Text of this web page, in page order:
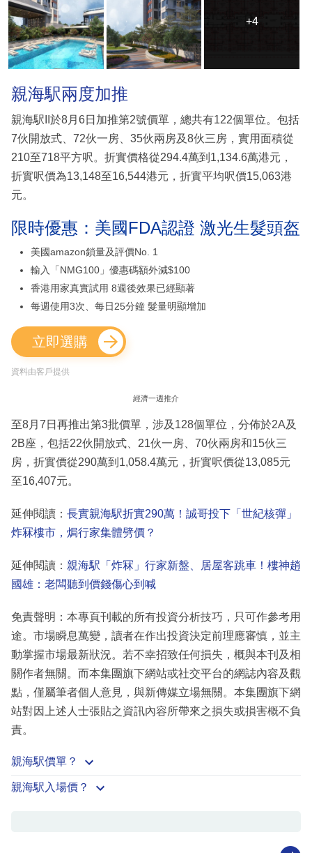
+4
+4
親海駅兩度加推
親海駅II於8月6日加推第2號價單，總共有122個單位。包括
7伙開放式、72伙一房、35伙兩房及8伙三房，實用面積從
210至718平方呎。折實價格從294.4萬到1,134.6萬港元，
折實呎價為13,148至16,544港元，折實平均呎價15,063港
元。
限時優惠：美國FDA認證 激光生髮頭盔
美國amazon鎖量及評價No. 1
輸入「NMG100」優惠碼額外減$100
香港用家真實試用 8週後效果已經顯著
每週使用3次、每日25分鐘 髮量明顯增加
立即選購
資料由客戶提供
經濟一週推介
至8月7日再推出第3批價單，涉及128個單位，分佈於2A及
2B座，包括22伙開放式、21伙一房、70伙兩房和15伙三
房，折實價從290萬到1,058.4萬元，折實呎價從13,085元
至16,407元。
延伸閱讀： 長實親海駅折實290萬！誠哥投下「世紀核彈」
炸冧樓市，焗行家集體劈價？
延伸閱讀： 親海駅「炸冧」行家新盤、居屋客跳車！樓神趙
國雄：老闆聽到價錢傷心到喊
免責聲明：本專頁刊載的所有投資分析技巧，只可作參考用
途。市場瞬息萬變，讀者在作出投資決定前理應審慎，並主
動掌握市場最新狀況。若不幸招致任何損失，概與本刊及相
關作者無關。而本集團旗下網站或社交平台的網誌內容及觀
點，僅屬筆者個人意見，與新傳媒立場無關。本集團旗下網
站對因上述人士張貼之資訊內容所帶來之損失或損害概不負
責。
親海駅價單？
親海駅入場價？